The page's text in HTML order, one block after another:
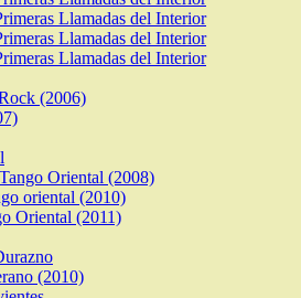
Llamadas del Interior
Llamadas del Interior
Llamadas del Interior
(2006)
Oriental (2008)
oriental (2010)
Oriental (2011)
(2010)